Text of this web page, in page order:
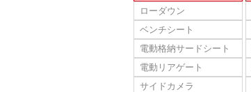
ローダウン
ベンチシート
電動格納サードシート
電動リアゲート
サイドカメラ